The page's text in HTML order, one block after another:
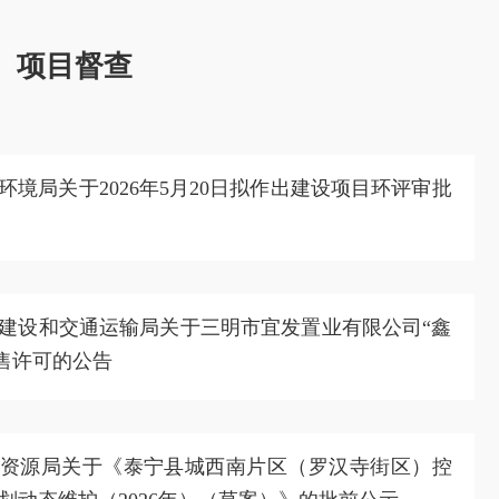
项目督查
境局关于2026年5月20日拟作出建设项目环评审批
设和交通运输局关于三明市宜发置业有限公司“鑫
” 预售许可的公告
源局关于《泰宁县城西南片区（罗汉寺街区）控